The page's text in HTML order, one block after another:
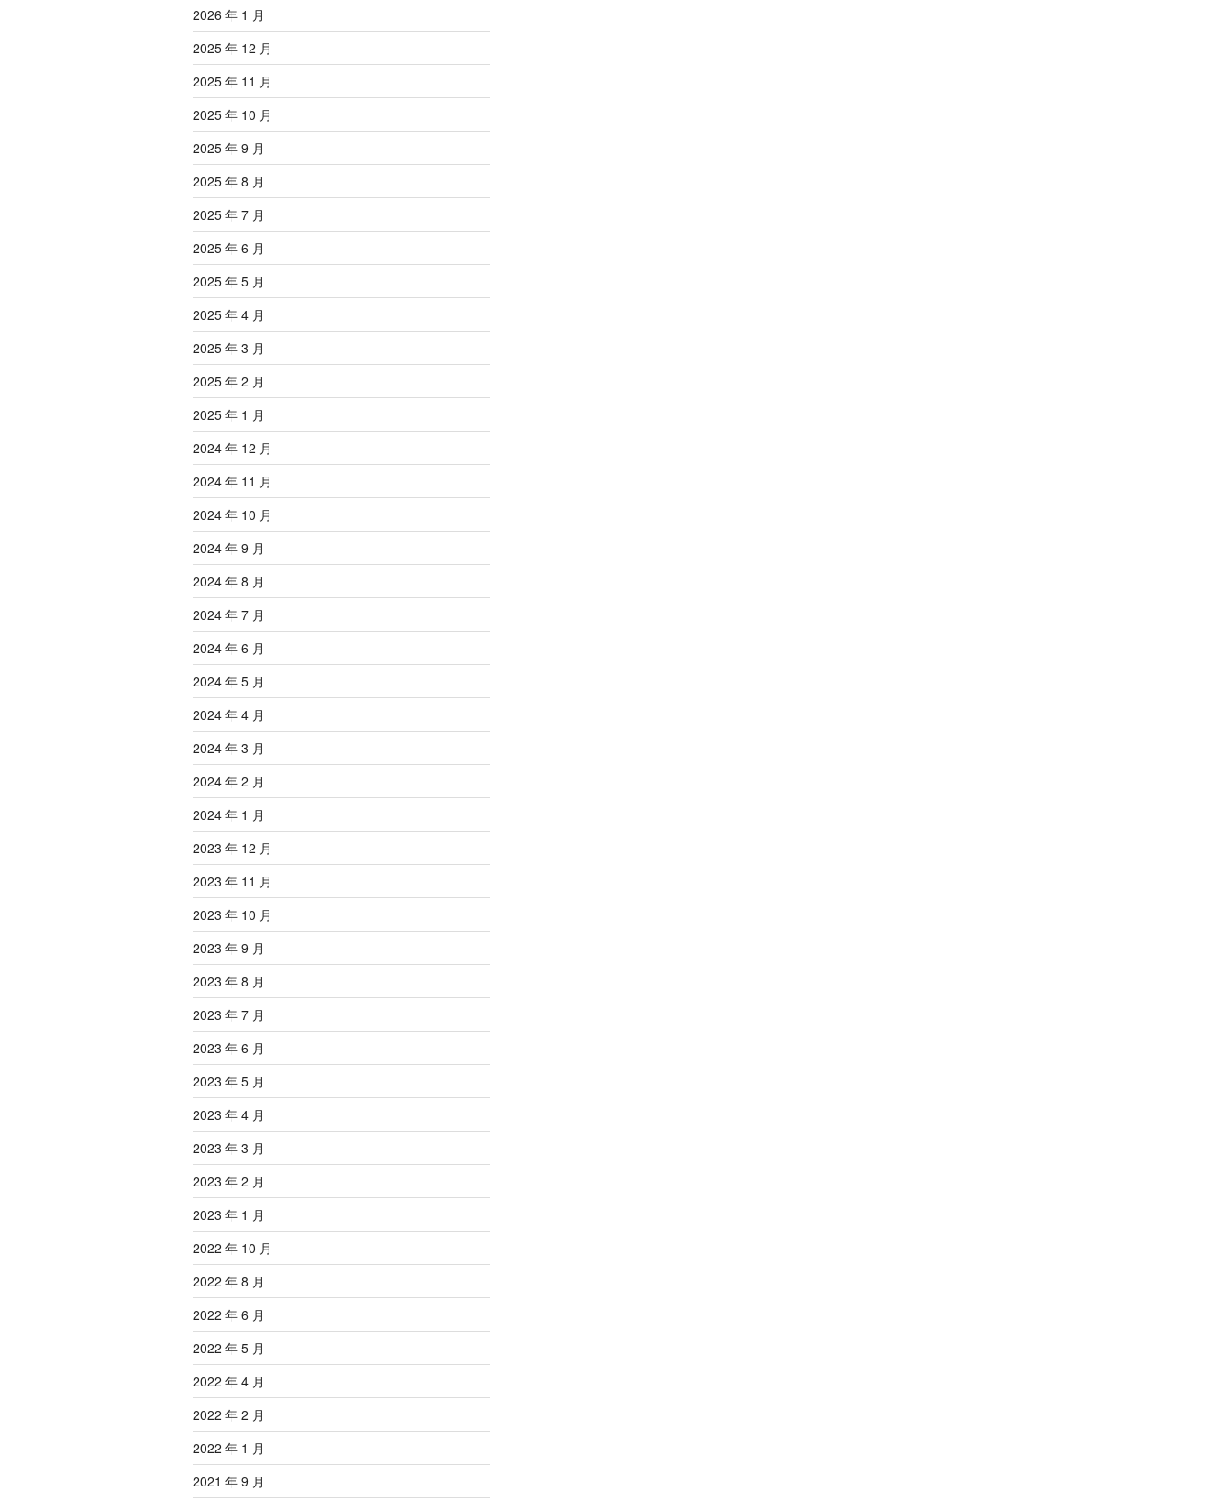
2026 年 1 月
2025 年 12 月
2025 年 11 月
2025 年 10 月
2025 年 9 月
2025 年 8 月
2025 年 7 月
2025 年 6 月
2025 年 5 月
2025 年 4 月
2025 年 3 月
2025 年 2 月
2025 年 1 月
2024 年 12 月
2024 年 11 月
2024 年 10 月
2024 年 9 月
2024 年 8 月
2024 年 7 月
2024 年 6 月
2024 年 5 月
2024 年 4 月
2024 年 3 月
2024 年 2 月
2024 年 1 月
2023 年 12 月
2023 年 11 月
2023 年 10 月
2023 年 9 月
2023 年 8 月
2023 年 7 月
2023 年 6 月
2023 年 5 月
2023 年 4 月
2023 年 3 月
2023 年 2 月
2023 年 1 月
2022 年 10 月
2022 年 8 月
2022 年 6 月
2022 年 5 月
2022 年 4 月
2022 年 2 月
2022 年 1 月
2021 年 9 月